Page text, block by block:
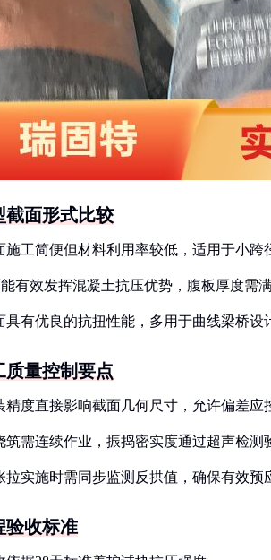
截面形式比较
施工简便但材料利用率较低，适用于小跨
有效发挥混凝土抗压优势，腹板厚度需
具有优良的抗扭性能，多用于曲线梁桥设
质量控制要点
精度直接影响截面几何尺寸，允许偏差应
筑需连续作业，振捣密实度通过超声检测
拉实施时需同步监测反拱值，确保有效预
验收标准